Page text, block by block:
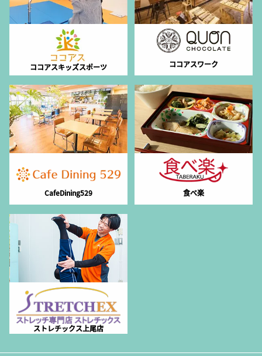
ココアスキッズスポーツ ココアスワーク
CafeDining529 食べ楽
ストレチックス上尾店